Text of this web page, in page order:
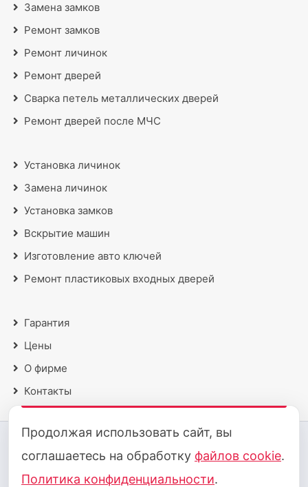
Замена замков
Ремонт замков
Ремонт личинок
Ремонт дверей
Сварка петель металлических дверей
Ремонт дверей после МЧС
Установка личинок
Замена личинок
Установка замков
Вскрытие машин
Изготовление авто ключей
Ремонт пластиковых входных дверей
Гарантия
Цены
О фирме
Контакты
2018 - 2026 © Все права защищены
Политика конфиденциальности · Политика cookie
Продолжая использовать сайт, вы
соглашаетесь на обработку файлов cookie.
Политика конфиденциальности.